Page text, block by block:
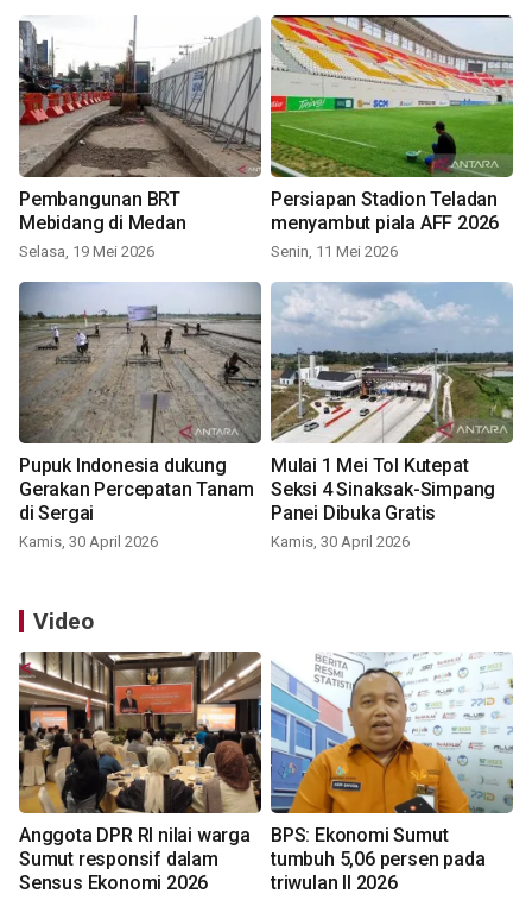
Pembangunan BRT
Mebidang di Medan
Selasa, 19 Mei 2026
Persiapan Stadion Teladan
menyambut piala AFF 2026
Senin, 11 Mei 2026
Pupuk Indonesia dukung
Gerakan Percepatan Tanam
di Sergai
Kamis, 30 April 2026
Mulai 1 Mei Tol Kutepat
Seksi 4 Sinaksak-Simpang
Panei Dibuka Gratis
Kamis, 30 April 2026
Video
Anggota DPR RI nilai warga
Sumut responsif dalam
Sensus Ekonomi 2026
BPS: Ekonomi Sumut
tumbuh 5,06 persen pada
triwulan II 2026